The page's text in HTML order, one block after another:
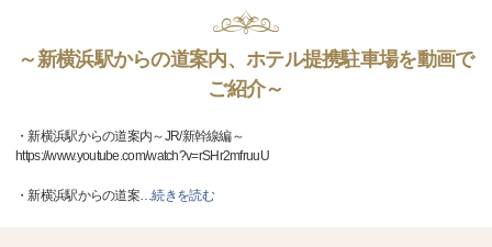
～新横浜駅からの道案内、ホテル提携駐車場を動画で
ご紹介～
・新横浜駅からの道案内～JR/新幹線編～
https://www.youtube.com/watch?v=rSHr2mfruuU
・新横浜駅からの道案…続きを読む